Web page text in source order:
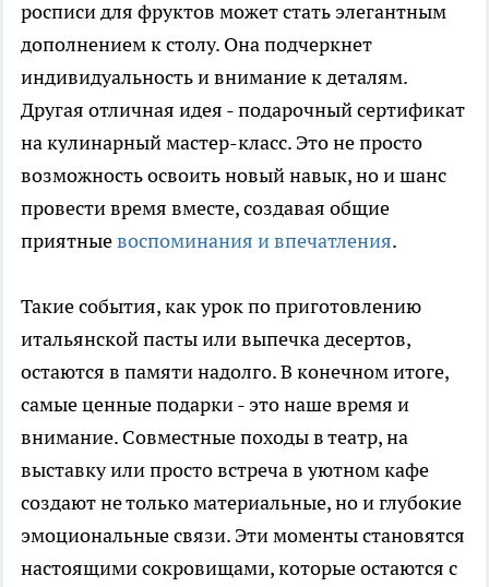
росписи для фруктов может стать элегантным
дополнением к столу. Она подчеркнет
индивидуальность и внимание к деталям.
Другая отличная идея - подарочный сертификат
на кулинарный мастер-класс. Это не просто
возможность освоить новый навык, но и шанс
провести время вместе, создавая общие
приятныевоспоминания и впечатления.
Такие события, как урок по приготовлению
итальянской пасты или выпечка десертов,
остаются в памяти надолго. В конечном итоге,
самые ценные подарки - это наше время и
внимание. Совместные походы в театр, на
выставку или просто встреча в уютном кафе
создают не только материальные, но и глубокие
эмоциональные связи. Эти моменты становятся
настоящими сокровищами, которые остаются с